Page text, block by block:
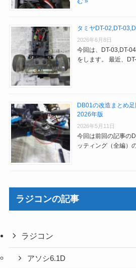
タミヤDT-02,DT-
2026年6月8日
今回は、DT-03,DT-
をします。 最近、
DB01の改造まとめ
2026年版
2026年5月11日
今回は前回の記事の
ッティング（全編）
ラジコンの記事
ラジコン
アソシ6.1D